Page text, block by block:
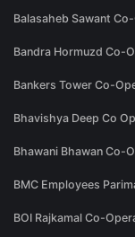
Balasaheb Sawant
Bandra Hormuzd Co-
Bankers Tower Co-
Bhavishya Deep Co
Bhawani Bhawan Co-
BMC Employees
BOI Rajkamal Co-